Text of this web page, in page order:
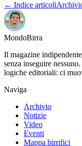
← Indice articoli
MondoBirra
Il magazine
senza inseguire
logiche editoriali: ci
Naviga
Archivio
Notizie
Video
Eventi
Mappa birrifici